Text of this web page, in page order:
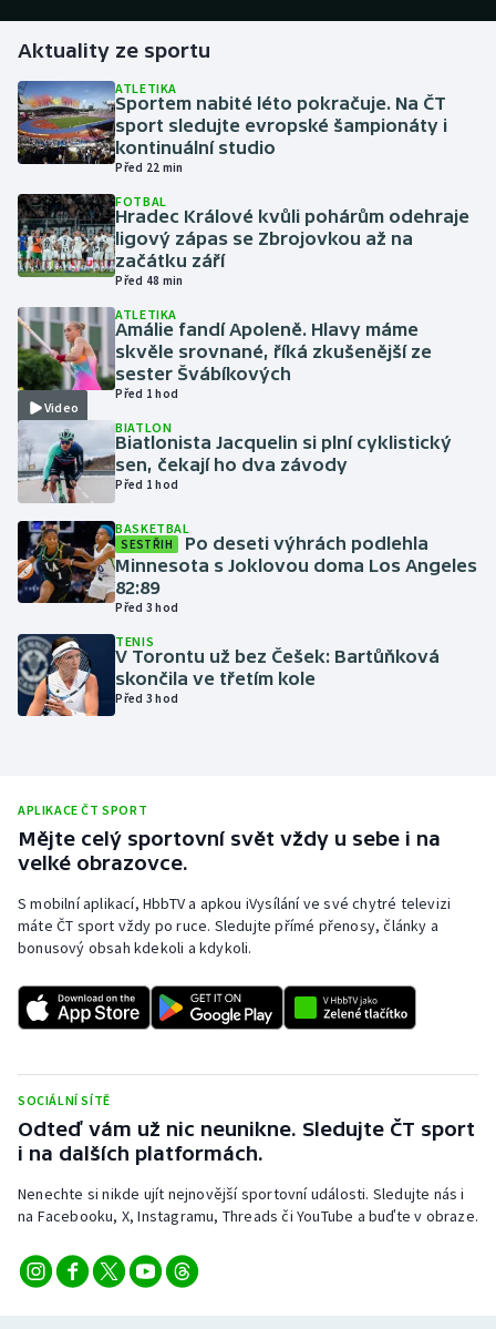
Golf
Gymnastika
Házená
Jezdectví
Judo
Krasobruslení
Lezení
Lyže a snowboard
Moderní pětiboj
Motorsport
Olympijské hry
Parasport
Plavání
Ragby
Rychlobruslení
Rychlostní kanoistika
Short track
Sportovní střelba
Triatlon
Vodní slalom
Volejbal
Aktuality ze sportu
ATLETIKA
Sportem nabité léto pokračuje. Na ČT
sport sledujte evropské šampionáty i
kontinuální studio
Před 22 min
FOTBAL
Hradec Králové kvůli pohárům odehraje
ligový zápas se Zbrojovkou až na
začátku září
Před 48 min
Video
ATLETIKA
Amálie fandí Apoleně. Hlavy máme
skvěle srovnané, říká zkušenější ze
sester Švábíkových
Před 1 hod
BIATLON
Biatlonista Jacquelin si plní cyklistický
sen, čekají ho dva závody
Před 1 hod
BASKETBAL
SESTŘIH
Po deseti výhrách podlehla
Minnesota s Joklovou doma Los Angeles
82:89
Před 3 hod
TENIS
V Torontu už bez Češek: Bartůňková
skončila ve třetím kole
Před 3 hod
APLIKACE ČT SPORT
Mějte celý sportovní svět vždy u sebe i na
velké obrazovce.
S mobilní aplikací, HbbTV a apkou iVysílání ve své chytré televizi
máte ČT sport vždy po ruce. Sledujte přímé přenosy, články a
bonusový obsah kdekoli a kdykoli.
SOCIÁLNÍ SÍTĚ
Odteď vám už nic neunikne. Sledujte ČT sport
i na dalších platformách.
Nenechte si nikde ujít nejnovější sportovní události. Sledujte nás i
na Facebooku, X, Instagramu, Threads či YouTube a buďte v obraze.